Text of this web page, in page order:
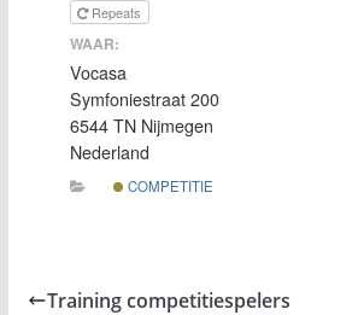
Repeats
WAAR:
Vocasa
Symfoniestraat 200
6544 TN Nijmegen
Nederland
COMPETITIE
Training competitiespelers